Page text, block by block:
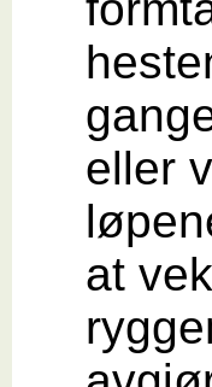
eller
at